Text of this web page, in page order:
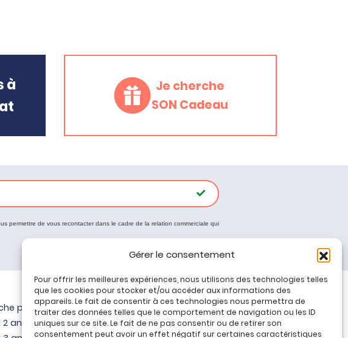
Gérer le consentement
Pour offrir les meilleures expériences, nous utilisons des technologies telles
que les cookies pour stocker et/ou accéder aux informations des
appareils. Le fait de consentir à ces technologies nous permettra de
traiter des données telles que le comportement de navigation ou les ID
uniques sur ce site. Le fait de ne pas consentir ou de retirer son
consentement peut avoir un effet négatif sur certaines caractéristiques
à
Je cherche
SON Cadeau
permettre de vous recontacter dans le cadre de la relation commerciale qui
pour bébé
ans
Tous nos produits
Promos jeux de loisirs créatifs